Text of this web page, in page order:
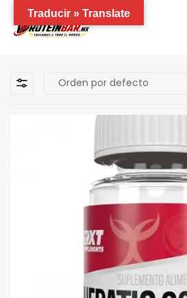
Traducir » Translate